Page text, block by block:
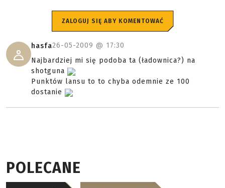
ZALOGUJ SIĘ ABY KOMENTOWAĆ
hasfa26-05-2009 @ 17:30
Najbardziej mi się podoba ta (ładownica?) na
shotguna
Punktów lansu to to chyba odemnie ze 100
dostanie
POLECANE